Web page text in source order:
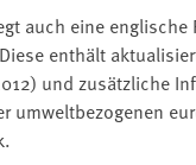
auch eine englische
enthält
und zusätzliche
umweltbezogenen